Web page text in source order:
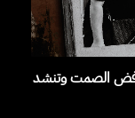
الصمت وتنشد